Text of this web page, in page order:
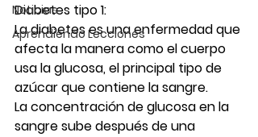
Noticias
Aprendiendo Lecciones
Diabetes tipo 1:
La diabetes es una enfermedad que
afecta la manera como el cuerpo
usa la glucosa, el principal tipo de
azúcar que contiene la sangre.
La concentración de glucosa en la
sangre sube después de una